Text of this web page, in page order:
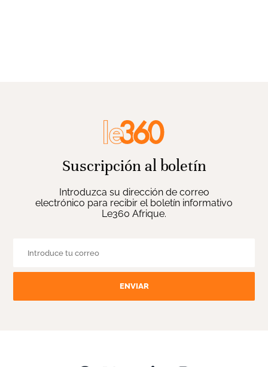
Suscripción al boletín
Introduzca su dirección de correo
electrónico para recibir el boletín informativo
Le360 Afrique.
ENVIAR